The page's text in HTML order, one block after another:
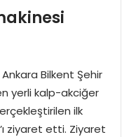
Bilkent Şehir
yerli kalp-akciğer
ilk
ziyaret etti. Ziyaret